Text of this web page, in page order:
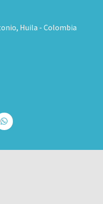
Huila - Colombia